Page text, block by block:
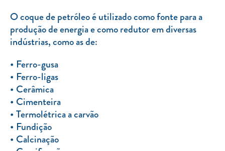
O coque de petróleo é utilizado como fonte para a
produção de energia e como redutor em diversas
indústrias, como as de:
Ferro-gusa
Ferro-ligas
Cerâmica
Cimenteira
Termolétrica a carvão
Fundição
Calcinação